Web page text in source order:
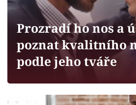
Sledujte prima+
Filmový festival Karlovy
Mámy sobě
Prozradí ho nos a
poznat kvalitního
podle jeho tváře